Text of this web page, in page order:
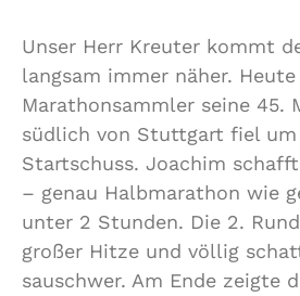
Unser Herr Kreuter kommt
langsam immer näher.
Marathonsammler seine 45.
südlich von Stuttgart fiel um
Startschuss. Joachim
– genau Halbmarathon wie
unter 2 Stunden. Die 2.
großer Hitze und völlig
sauschwer. Am Ende zeigte